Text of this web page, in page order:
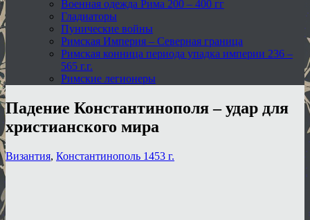
Военная одежда Рима 200 – 400 гг
Гладиаторы
Пунические войны
Римская Империя – Северная граница
Римская конница периода упадка империи 236 –
565 г.г.
Римские легионеры
Падение Константинополя – удар для
христианского мира
Византия, Константинополь 1453 г.